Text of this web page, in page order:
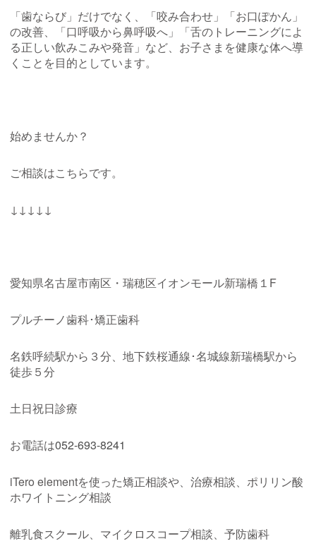
「歯ならび」だけでなく、「咬み合わせ」「お口ぽかん」
の改善、「口呼吸から鼻呼吸へ」「舌のトレーニングによ
る正しい飲みこみや発音」など、お子さまを健康な体へ導
くことを目的としています。
始めませんか？
ご相談はこちらです。
↓↓↓↓↓
愛知県名古屋市南区・瑞穂区イオンモール新瑞橋１ F
プルチーノ歯科･矯正歯科
名鉄呼続駅から３分、地下鉄桜通線･名城線新瑞橋駅から
徒歩５分
土日祝日診療
お電話は052-693-8241
iTero elementを使った矯正相談や、治療相談、ポリリン酸
ホワイトニング相談
離乳食スクール、マイクロスコープ相談、予防歯科